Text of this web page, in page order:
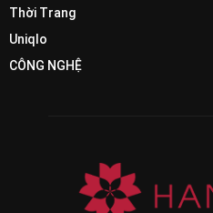
Thời Trang
Uniqlo
CÔNG NGHỆ